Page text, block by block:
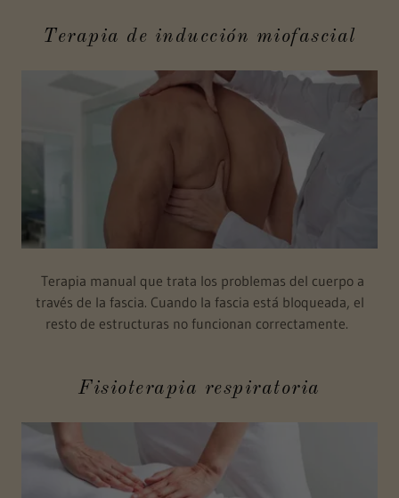
Terapia de inducción miofascial
Terapia manual que trata los problemas del cuerpo a
través de la fascia. Cuando la fascia está bloqueada, el
resto de estructuras no funcionan correctamente.
Fisioterapia respiratoria